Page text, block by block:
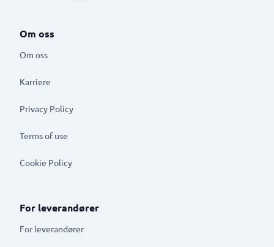
Om oss
Om oss
Karriere
Privacy Policy
Terms of use
Cookie Policy
For leverandører
For leverandører